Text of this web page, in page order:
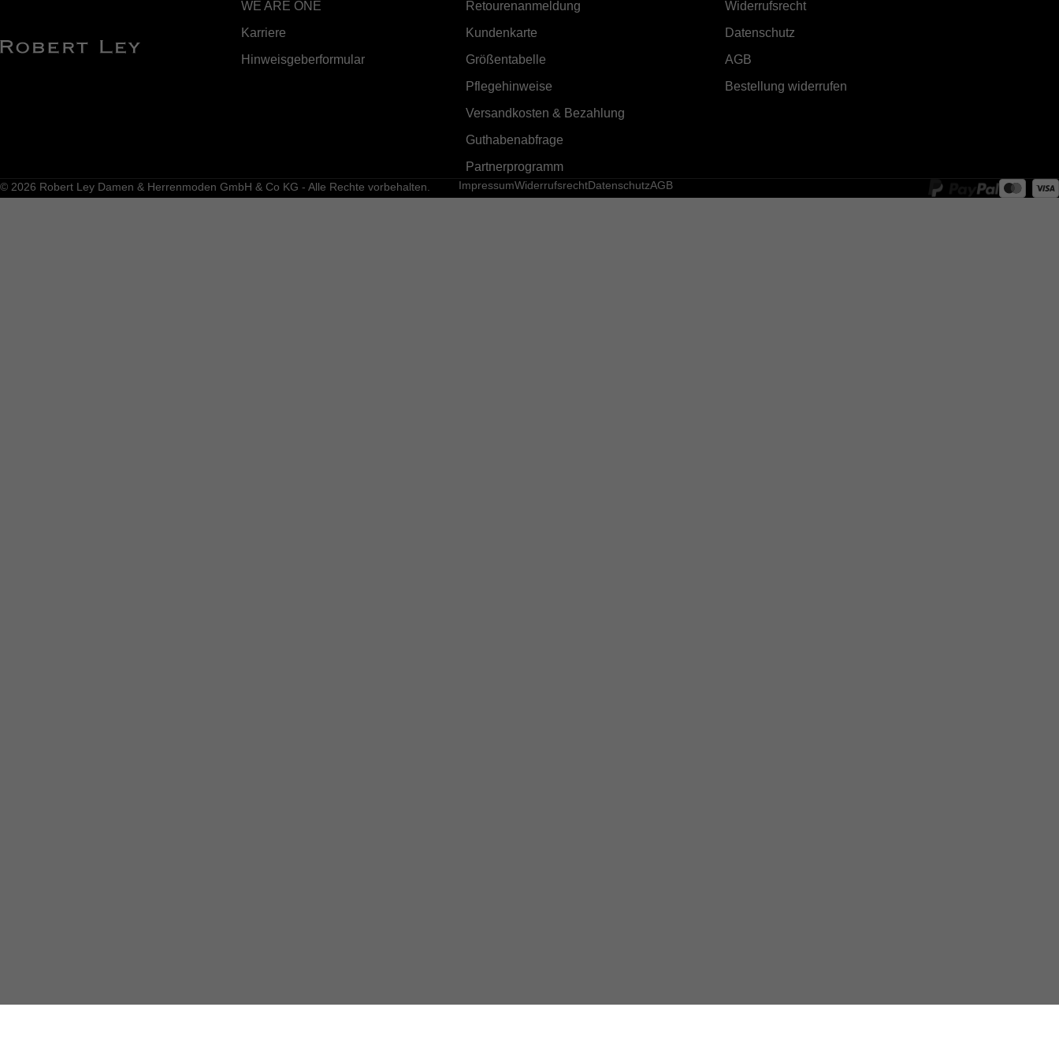
WE ARE ONE
Karriere
Hinweisgeberformular
Retourenanmeldung
Kundenkarte
Größentabelle
Pflegehinweise
Versandkosten & Bezahlung
Guthabenabfrage
Partnerprogramm
Widerrufsrecht
Datenschutz
AGB
Bestellung widerrufen
© 2026 Robert Ley Damen & Herrenmoden GmbH & Co KG - Alle Rechte vorbehalten. ImpressumWiderrufsrechtDatenschutzAGB